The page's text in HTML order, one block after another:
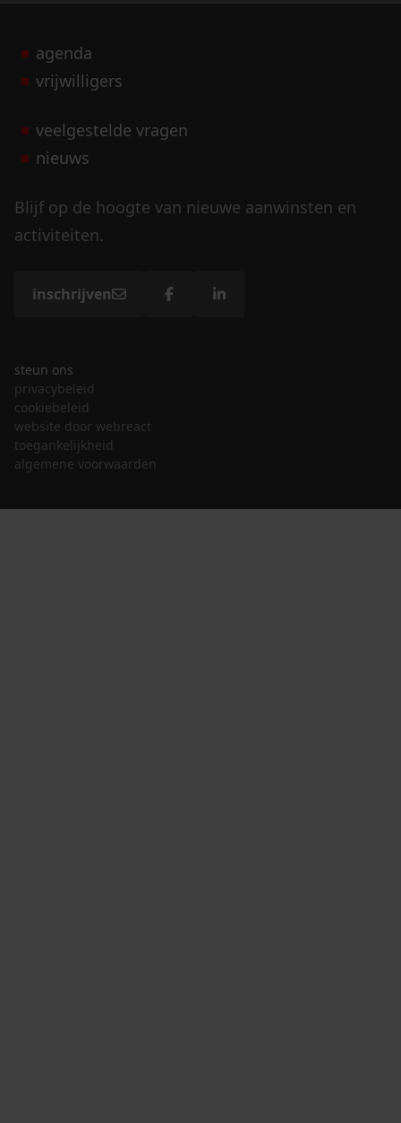
agenda
vrijwilligers
veelgestelde vragen
nieuws
Blijf op de hoogte van nieuwe aanwinsten en
activiteiten.
inschrijven
steun ons
privacybeleid
cookiebeleid
website door webreact
toegankelijkheid
algemene voorwaarden